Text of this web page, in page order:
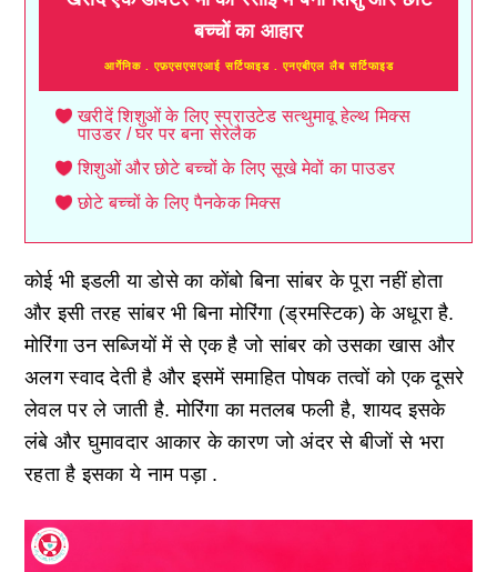
बच्चों का आहार
आर्गेनिक . एफ़एसएसएआई सर्टिफाइड . एनएबीएल लैब सर्टिफाइड
खरीदें शिशुओं के लिए स्प्राउटेड सत्थुमावू हेल्थ मिक्स
पाउडर / घर पर बना सेरेलैक
शिशुओं और छोटे बच्चों के लिए सूखे मेवों का पाउडर
छोटे बच्चों के लिए पैनकेक मिक्स
कोई भी इडली या डोसे का कोंबो बिना सांबर के पूरा नहीं होता
और इसी तरह सांबर भी बिना मोरिंगा (ड्रमस्टिक) के अधूरा है.
मोरिंगा उन सब्जियों में से एक है जो सांबर को उसका खास और
अलग स्वाद देती है और इसमें समाहित पोषक तत्वों को एक दूसरे
लेवल पर ले जाती है. मोरिंगा का मतलब फली है, शायद इसके
लंबे और घुमावदार आकार के कारण जो अंदर से बीजों से भरा
रहता है इसका ये नाम पड़ा .